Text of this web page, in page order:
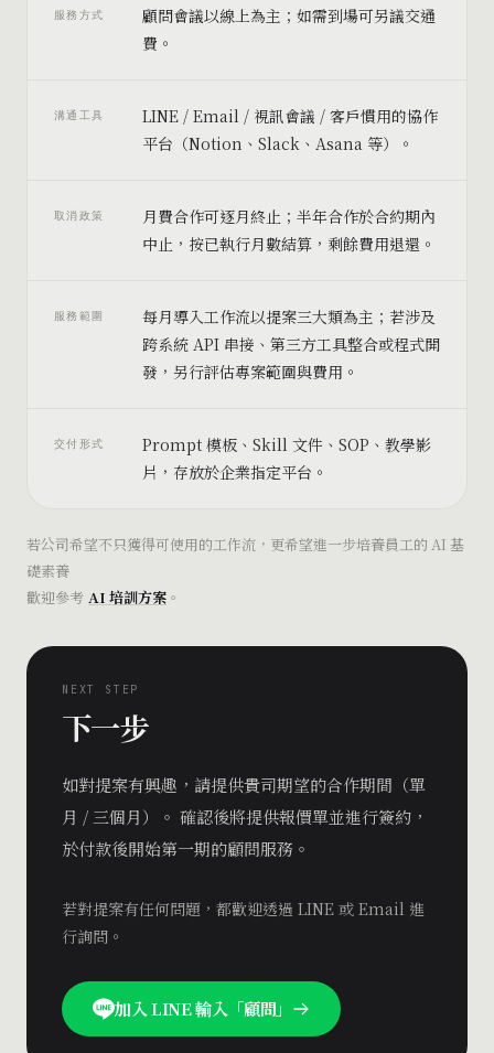
服務方式
顧問會議以線上為主；如需到場可另議交通
費。
溝通工具
LINE / Email / 視訊會議 / 客戶慣用的協作
平台（Notion、Slack、Asana 等）。
取消政策
月費合作可逐月終止；半年合作於合約期內
中止，按已執行月數結算，剩餘費用退還。
服務範圍
每月導入工作流以提案三大類為主；若涉及
跨系統 API 串接、第三方工具整合或程式開
發，另行評估專案範圍與費用。
交付形式
Prompt 模板、Skill 文件、SOP、教學影
片，存放於企業指定平台。
若公司希望不只獲得可使用的工作流，更希望進一步培養員工的 AI 基
礎素養
歡迎參考 AI 培訓方案 。
NEXT STEP
下一步
如對提案有興趣，請提供貴司期望的合作期間（單
月 / 三個月）。 確認後將提供報價單並進行簽約，
於付款後開始第一期的顧問服務。
若對提案有任何問題，都歡迎透過 LINE 或 Email 進
行詢問。
加入 LINE 輸入「顧問」